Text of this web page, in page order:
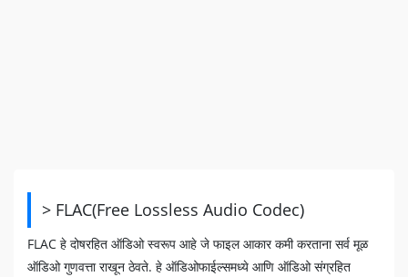
> FLAC(Free Lossless Audio Codec)
FLAC हे दोषरहित ऑडिओ स्वरूप आहे जे फाइल आकार कमी करताना सर्व मूळ
ऑडिओ गुणवत्ता राखून ठेवते. हे ऑडिओफाईल्समध्ये आणि ऑडिओ संग्रहित